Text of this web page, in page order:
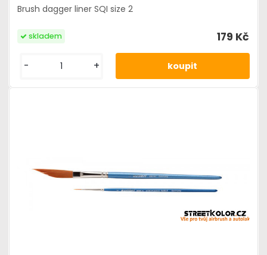
Brush dagger liner SQI size 2
179 Kč
skladem
- +